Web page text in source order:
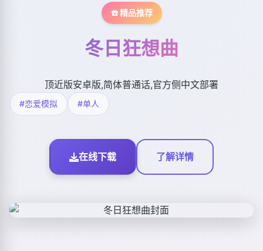
☎️ 精品推荐
冬日狂想曲
顶近版安卓版,简体普通话,官方侧中文部署
#恋爱模拟 #单人
在线下载 了解详情